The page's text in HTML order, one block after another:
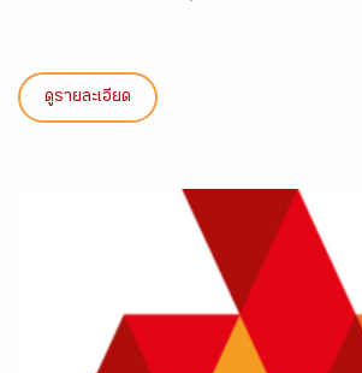
ดูรายละเอียด